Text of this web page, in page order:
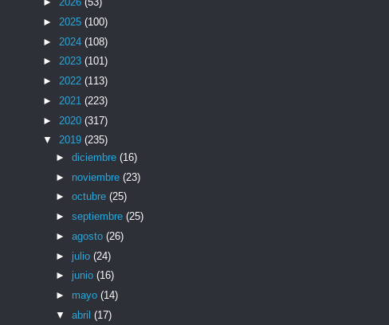
► 2025 (100)
► 2024 (108)
► 2023 (101)
► 2022 (113)
► 2021 (223)
► 2020 (317)
▼ 2019 (235)
► diciembre (16)
► noviembre (23)
► octubre (25)
► septiembre (25)
► agosto (26)
► julio (24)
► junio (16)
► mayo (14)
▼ abril (17)